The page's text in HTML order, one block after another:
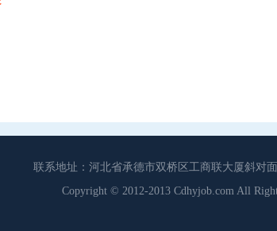
联系地址：河北省承德市双桥区工商联大厦斜对
Copyright © 2012-2013 Cdhyjob.com All